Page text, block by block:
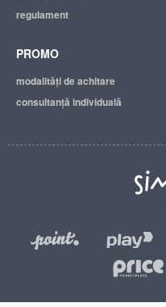
regulament
PROMO
modalităţi de achitare
consultanță individuală